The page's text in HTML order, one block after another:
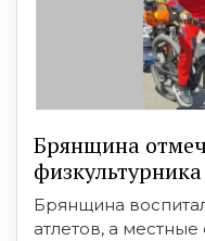
Брянщина
физкультурника
Брянщина
атлетов, а